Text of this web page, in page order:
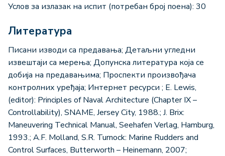
Услов за излазак на испит (потребан број поена): 30
Литература
Писани изводи са предавања; Детаљни угледни
извештаји са мерења; Допунска литература која се
добија на предавањима; Проспекти произвођача
контролних уређаја; Интернет ресурси ; E. Lewis,
(editor): Principles of Naval Architecture (Chapter IX –
Controllability), SNAME, Jersey City, 1988.; J. Brix:
Maneuvering Technical Manual, Seehafen Verlag, Hamburg,
1993.; A.F. Molland, S.R. Turnock: Marine Rudders and
Control Surfaces, Butterworth – Heinemann, 2007;